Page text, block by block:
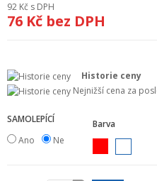
SERVIS A KALIBRACE
O NÁKUPU
92 Kč s DPH
76 Kč bez DPH
Historie ceny
Nejnižší cena za
Barva
SAMOLEPÍCÍ
Ano
Ne